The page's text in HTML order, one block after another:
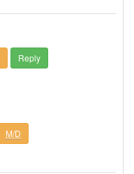
Reply
M/D